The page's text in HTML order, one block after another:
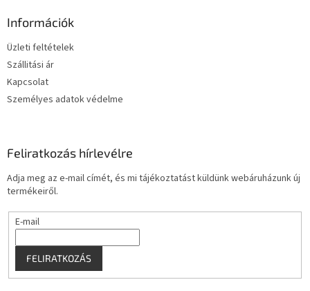
Információk
Üzleti feltételek
Szállitási ár
Kapcsolat
Személyes adatok védelme
Feliratkozás hírlevélre
Adja meg az e-mail címét, és mi tájékoztatást küldünk webáruházunk új
termékeiről.
E-mail
FELIRATKOZÁS